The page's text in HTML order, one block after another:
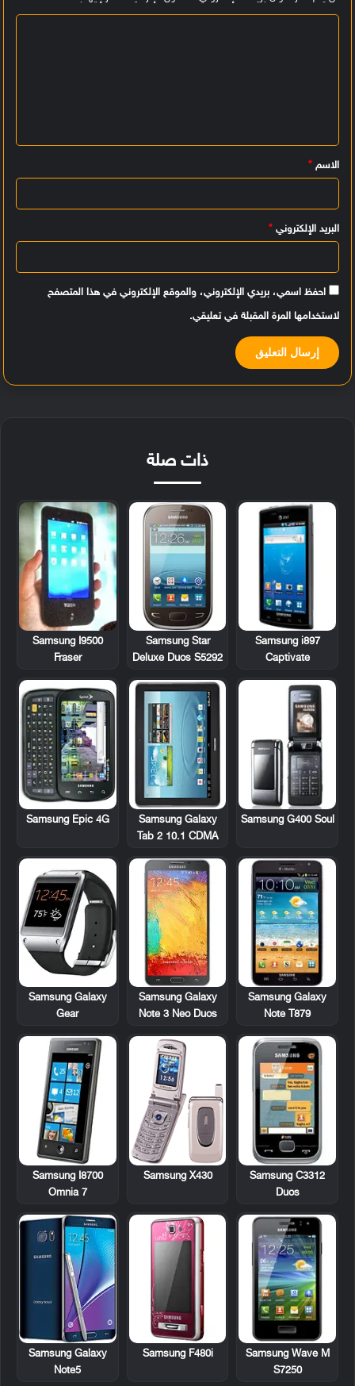
ي
ق
الاسم *
البريد الإلكتروني *
احفظ اسمي، بريدي الإلكتروني، والموقع الإلكتروني في هذا المتصفح
لاستخدامها المرة المقبلة في تعليقي.
ذات صلة
Samsung i897
Captivate
Samsung Star
Deluxe Duos S5292
Samsung I9500
Fraser
Samsung G400 Soul
Samsung Galaxy
Tab 2 10.1 CDMA
Samsung Epic 4G
Samsung Galaxy
Note T879
Samsung Galaxy
Note 3 Neo Duos
Samsung Galaxy
Gear
Samsung C3312
Duos
Samsung X430
Samsung I8700
Omnia 7
Samsung Wave M
S7250
Samsung F480i
Samsung Galaxy
Note5